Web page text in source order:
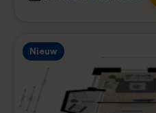
Nieuw